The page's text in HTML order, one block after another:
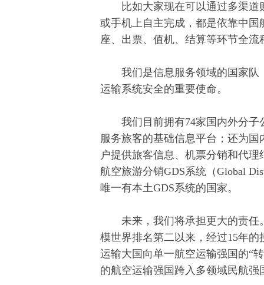
比如大家现在可以通过多渠道
或手机上自主完成，都是依靠中
座、出票、值机、结算等环节全流
我们是信息服务领域的国家队
运输系统安全的重要使命。
我们目前拥有74家国内外分子
服务旅客的基础信息平台；还为
户提供旅客信息、机票分销和代
航空旅游分销GDS系统（Global
唯一有本土GDS系统的国家。
未来，我们将承担更大的责任
模世界排名第二以来，经过15年
运输大国向单一航空运输强国的“
的航空运输强国跨入多领域民航强